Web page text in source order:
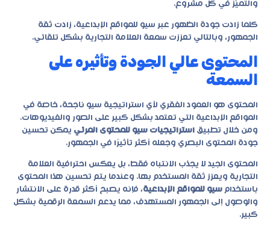
والتميّز في كل مشروع.
كلما زادت جودة الظهور عبر سيو للمواقع الإبداعية، زادت ثقة
الجمهور، وبالتالي تعززت سمعة العلامة التجارية بشكل تلقائي.
المحتوى عالي الجودة وتأثيره على
السمعة
المحتوى هو العمود الفقري لأي استراتيجية سيو ناجحة، خاصة في
المواقع الإبداعية التي تعتمد بشكل كبير على الصور والفيديوهات.
ومن خلال تطبيق استراتيجيات سيو للمحتوى المرئي يمكن تحسين
جودة المحتوى البصري وجعله أكثر تأثيرًا في الجمهور.
المحتوى الجيد لا يجذب الانتباه فقط، بل يعكس احترافية العلامة
التجارية ويعزز ثقة المستخدم بها. وعندما يتم تحسين هذا المحتوى
باستخدام سيو للمواقع الإبداعية، فإنه يصبح أكثر قدرة على الانتشار
والوصول إلى الجمهور المستهدف، مما يدعم السمعة الرقمية بشكل
كبير.